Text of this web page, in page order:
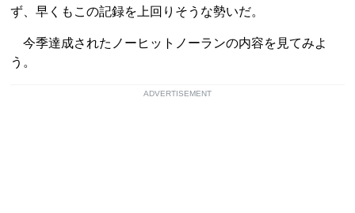
ず、早くもこの記録を上回りそうな勢いだ。
今季達成されたノーヒットノーランの内容を見てみよ
う。
ADVERTISEMENT